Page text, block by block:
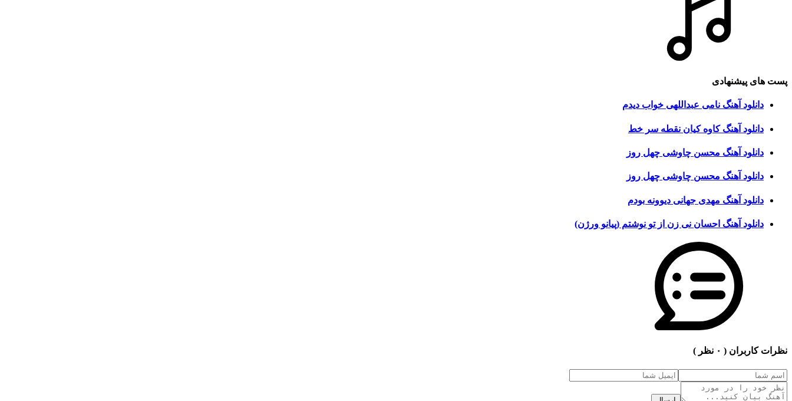
پست های پیشنهادی
دانلود آهنگ نامی عبداللهی خواب دیدم
دانلود آهنگ کاوه کیان نقطه سر خط
دانلود آهنگ محسن چاوشی چهل روز
دانلود آهنگ محسن چاوشی چهل روز
دانلود آهنگ مهدی جهانی دیوونه بودم
دانلود آهنگ احسان نی زن از تو نوشتم (پیانو ورژن)
نظرات کاربران ( ۰ نظر )